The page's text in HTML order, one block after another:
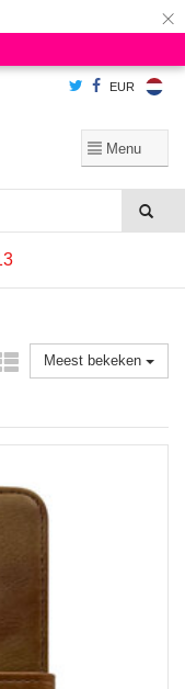
×
EUR
Meest bekeken
Is dat akkoord?
Ja